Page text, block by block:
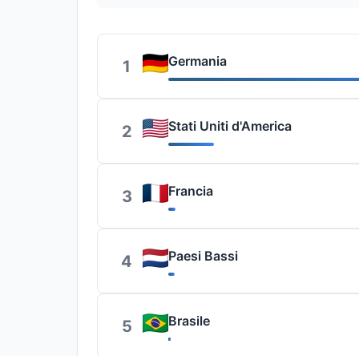
1 Germania
2 Stati Uniti d'America
3 Francia
4 Paesi Bassi
5 Brasile